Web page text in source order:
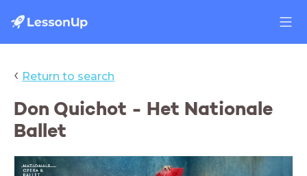
‹ Return to search
Don Quichot - Het Nationale
Ballet